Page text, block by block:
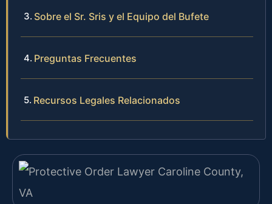
Sobre el Sr. Sris y el Equipo del Bufete
Preguntas Frecuentes
Recursos Legales Relacionados